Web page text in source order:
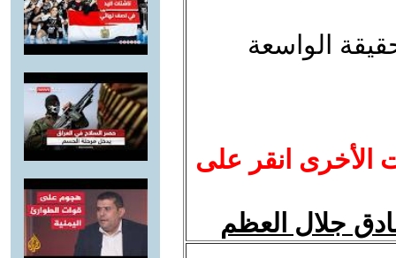
الواسعة
الأخرى انقر على
جلال العظم